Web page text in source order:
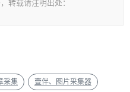
转载请注明出处：
采集 壹伴、图片采集器